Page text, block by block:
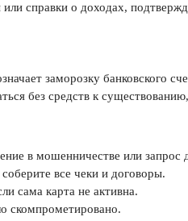
справки о доходах,
заморозку банковского
без средств к
в мошенничестве или запрос
все чеки и договоры.
сама карта не активна.
скомпрометировано.